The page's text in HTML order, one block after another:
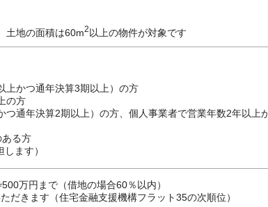
土地の面積は60m2 以上の物件が対象です
上かつ通年決算3期以上）の方
の方
通年決算2期以上）の方、個人事業者で営業年数2年以上
る方
ます）
万円まで（借地の場合60％以内）
だきます（住宅金融支援機構フラット35の次順位）